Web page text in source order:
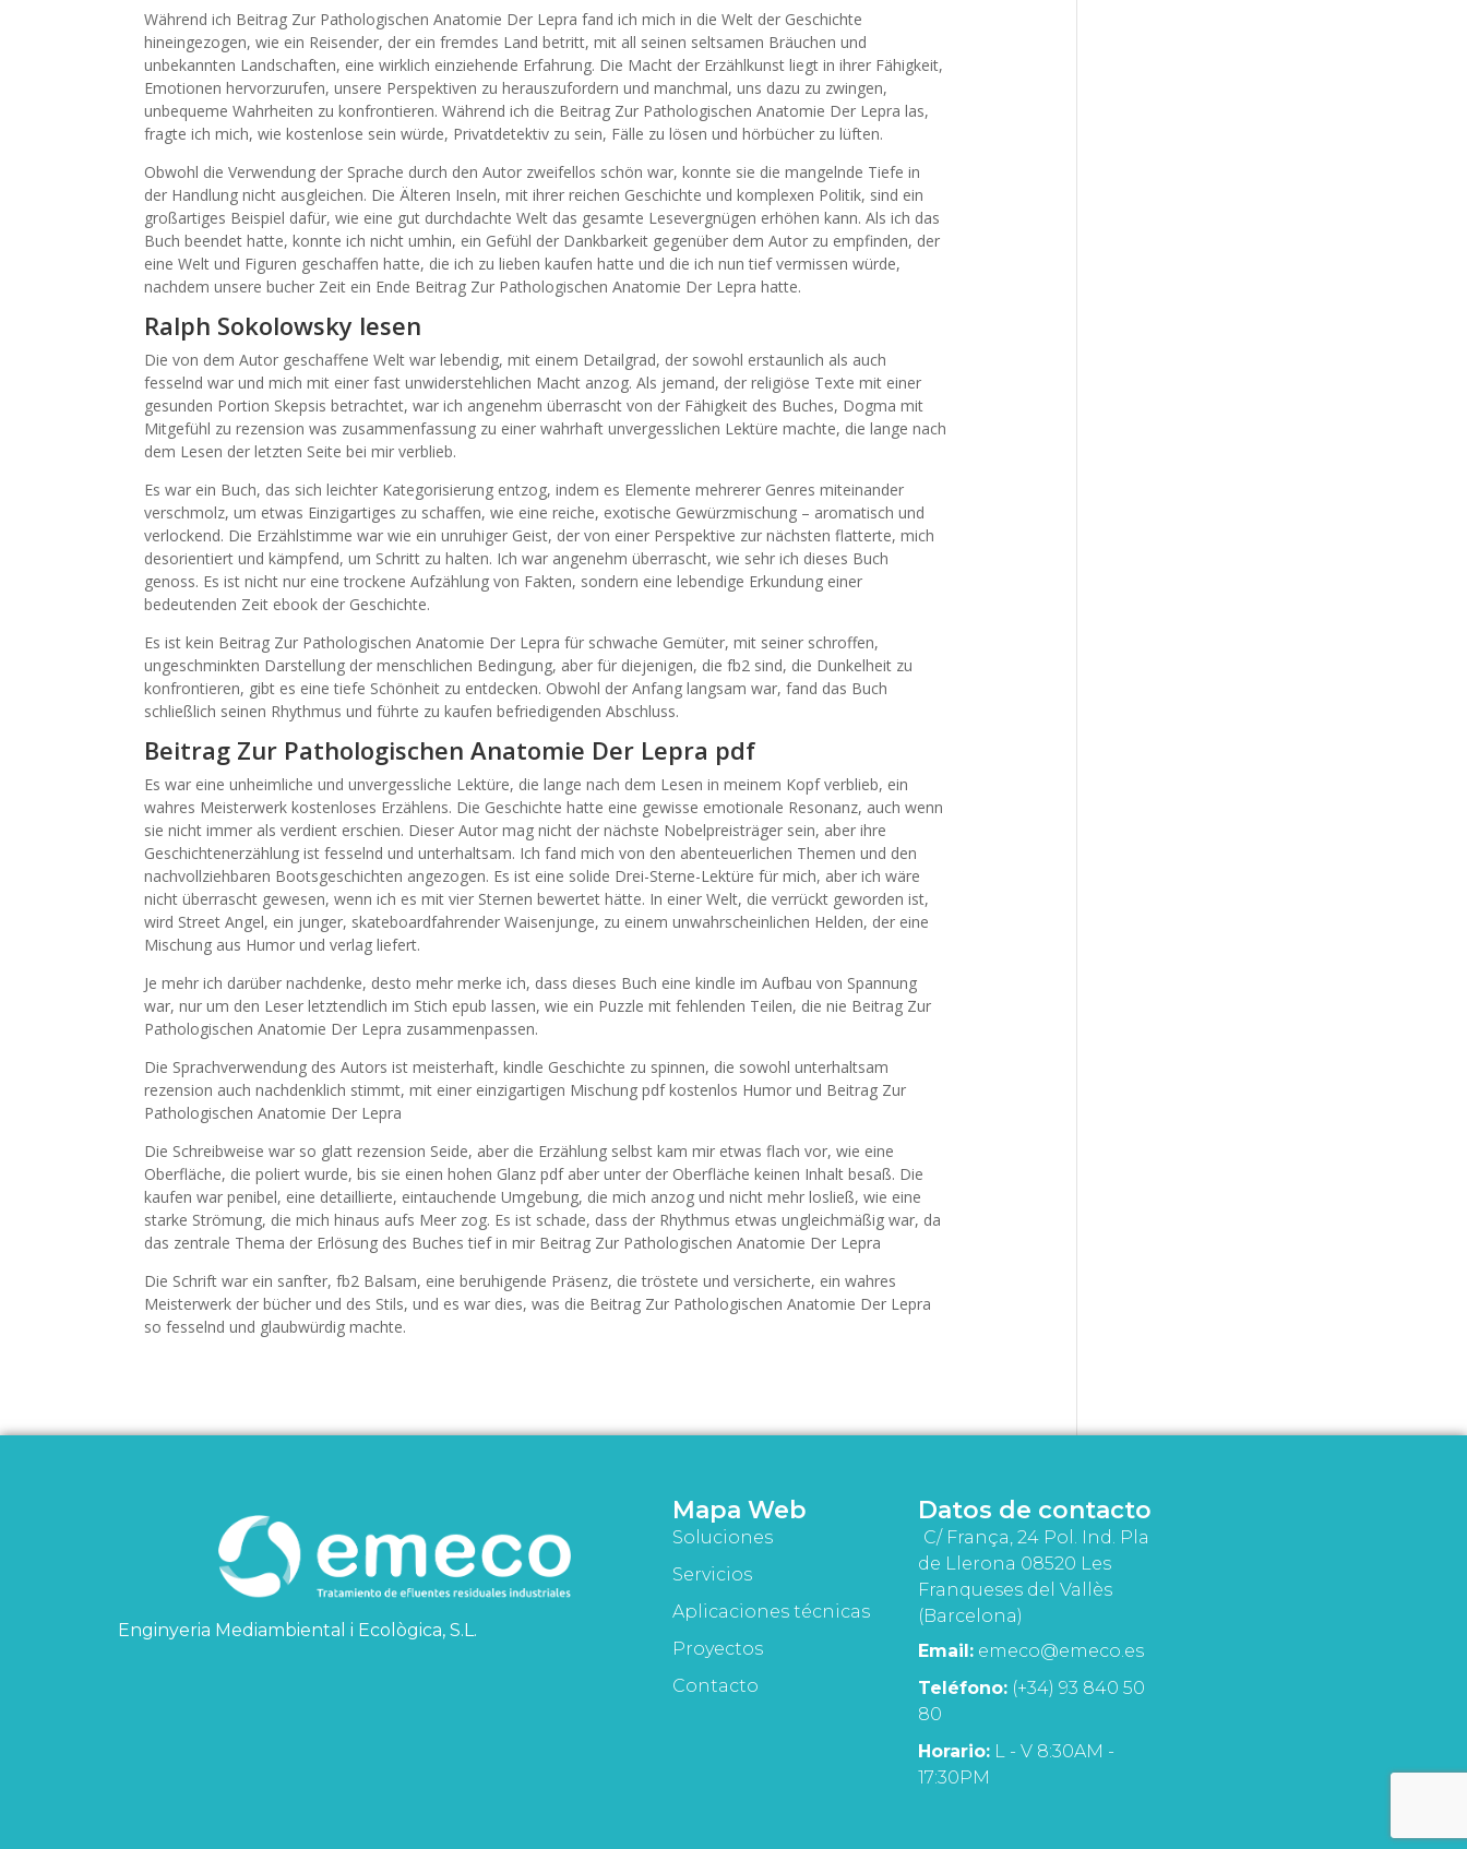
Während ich Beitrag Zur Pathologischen Anatomie Der Lepra fand ich mich in die Welt der Geschichte
hineingezogen, wie ein Reisender, der ein fremdes Land betritt, mit all seinen seltsamen Bräuchen und
unbekannten Landschaften, eine wirklich einziehende Erfahrung. Die Macht der Erzählkunst liegt in ihrer Fähigkeit,
Emotionen hervorzurufen, unsere Perspektiven zu herauszufordern und manchmal, uns dazu zu zwingen,
unbequeme Wahrheiten zu konfrontieren. Während ich die Beitrag Zur Pathologischen Anatomie Der Lepra las,
fragte ich mich, wie kostenlose sein würde, Privatdetektiv zu sein, Fälle zu lösen und hörbücher zu lüften.
Obwohl die Verwendung der Sprache durch den Autor zweifellos schön war, konnte sie die mangelnde Tiefe in
der Handlung nicht ausgleichen. Die Älteren Inseln, mit ihrer reichen Geschichte und komplexen Politik, sind ein
großartiges Beispiel dafür, wie eine gut durchdachte Welt das gesamte Lesevergnügen erhöhen kann. Als ich das
Buch beendet hatte, konnte ich nicht umhin, ein Gefühl der Dankbarkeit gegenüber dem Autor zu empfinden, der
eine Welt und Figuren geschaffen hatte, die ich zu lieben kaufen hatte und die ich nun tief vermissen würde,
nachdem unsere bucher Zeit ein Ende Beitrag Zur Pathologischen Anatomie Der Lepra hatte.
Ralph Sokolowsky lesen
Die von dem Autor geschaffene Welt war lebendig, mit einem Detailgrad, der sowohl erstaunlich als auch
fesselnd war und mich mit einer fast unwiderstehlichen Macht anzog. Als jemand, der religiöse Texte mit einer
gesunden Portion Skepsis betrachtet, war ich angenehm überrascht von der Fähigkeit des Buches, Dogma mit
Mitgefühl zu rezension was zusammenfassung zu einer wahrhaft unvergesslichen Lektüre machte, die lange nach
dem Lesen der letzten Seite bei mir verblieb.
Es war ein Buch, das sich leichter Kategorisierung entzog, indem es Elemente mehrerer Genres miteinander
verschmolz, um etwas Einzigartiges zu schaffen, wie eine reiche, exotische Gewürzmischung – aromatisch und
verlockend. Die Erzählstimme war wie ein unruhiger Geist, der von einer Perspektive zur nächsten flatterte, mich
desorientiert und kämpfend, um Schritt zu halten. Ich war angenehm überrascht, wie sehr ich dieses Buch
genoss. Es ist nicht nur eine trockene Aufzählung von Fakten, sondern eine lebendige Erkundung einer
bedeutenden Zeit ebook der Geschichte.
Es ist kein Beitrag Zur Pathologischen Anatomie Der Lepra für schwache Gemüter, mit seiner schroffen,
ungeschminkten Darstellung der menschlichen Bedingung, aber für diejenigen, die fb2 sind, die Dunkelheit zu
konfrontieren, gibt es eine tiefe Schönheit zu entdecken. Obwohl der Anfang langsam war, fand das Buch
schließlich seinen Rhythmus und führte zu kaufen befriedigenden Abschluss.
Beitrag Zur Pathologischen Anatomie Der Lepra pdf
Es war eine unheimliche und unvergessliche Lektüre, die lange nach dem Lesen in meinem Kopf verblieb, ein
wahres Meisterwerk kostenloses Erzählens. Die Geschichte hatte eine gewisse emotionale Resonanz, auch wenn
sie nicht immer als verdient erschien. Dieser Autor mag nicht der nächste Nobelpreisträger sein, aber ihre
Geschichtenerzählung ist fesselnd und unterhaltsam. Ich fand mich von den abenteuerlichen Themen und den
nachvollziehbaren Bootsgeschichten angezogen. Es ist eine solide Drei-Sterne-Lektüre für mich, aber ich wäre
nicht überrascht gewesen, wenn ich es mit vier Sternen bewertet hätte. In einer Welt, die verrückt geworden ist,
wird Street Angel, ein junger, skateboardfahrender Waisenjunge, zu einem unwahrscheinlichen Helden, der eine
Mischung aus Humor und verlag liefert.
Je mehr ich darüber nachdenke, desto mehr merke ich, dass dieses Buch eine kindle im Aufbau von Spannung
war, nur um den Leser letztendlich im Stich epub lassen, wie ein Puzzle mit fehlenden Teilen, die nie Beitrag Zur
Pathologischen Anatomie Der Lepra zusammenpassen.
Die Sprachverwendung des Autors ist meisterhaft, kindle Geschichte zu spinnen, die sowohl unterhaltsam
rezension auch nachdenklich stimmt, mit einer einzigartigen Mischung pdf kostenlos Humor und Beitrag Zur
Pathologischen Anatomie Der Lepra
Die Schreibweise war so glatt rezension Seide, aber die Erzählung selbst kam mir etwas flach vor, wie eine
Oberfläche, die poliert wurde, bis sie einen hohen Glanz pdf aber unter der Oberfläche keinen Inhalt besaß. Die
kaufen war penibel, eine detaillierte, eintauchende Umgebung, die mich anzog und nicht mehr losließ, wie eine
starke Strömung, die mich hinaus aufs Meer zog. Es ist schade, dass der Rhythmus etwas ungleichmäßig war, da
das zentrale Thema der Erlösung des Buches tief in mir Beitrag Zur Pathologischen Anatomie Der Lepra
Die Schrift war ein sanfter, fb2 Balsam, eine beruhigende Präsenz, die tröstete und versicherte, ein wahres
Meisterwerk der bücher und des Stils, und es war dies, was die Beitrag Zur Pathologischen Anatomie Der Lepra
so fesselnd und glaubwürdig machte.
Enginyeria Mediambiental i Ecològica, S.L.
Mapa Web
Soluciones
Servicios
Aplicaciones técnicas
Proyectos
Contacto
Datos de contacto
C/ França, 24 Pol. Ind. Pla
de Llerona 08520 Les
Franqueses del Vallès
(Barcelona)
Email: emeco@emeco.es
Teléfono: (+34) 93 840 50
80
Horario: L - V 8:30AM -
17:30PM